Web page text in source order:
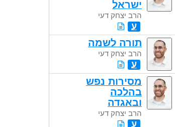
ישראל
הרב יצחק דעי
ע
תורה לשמה
הרב יצחק דעי
ע
מסירות נפש
בהלכה
ובאגדה
הרב יצחק דעי
ע